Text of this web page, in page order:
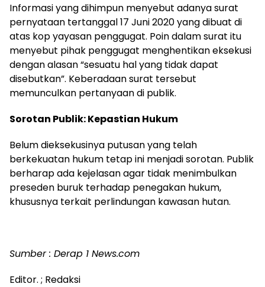
Informasi yang dihimpun menyebut adanya surat
pernyataan tertanggal 17 Juni 2020 yang dibuat di
atas kop yayasan penggugat. Poin dalam surat itu
menyebut pihak penggugat menghentikan eksekusi
dengan alasan “sesuatu hal yang tidak dapat
disebutkan”. Keberadaan surat tersebut
memunculkan pertanyaan di publik.
Sorotan Publik: Kepastian Hukum
Belum dieksekusinya putusan yang telah
berkekuatan hukum tetap ini menjadi sorotan. Publik
berharap ada kejelasan agar tidak menimbulkan
preseden buruk terhadap penegakan hukum,
khususnya terkait perlindungan kawasan hutan.
Sumber : Derap 1 News.com
Editor. ; Redaksi